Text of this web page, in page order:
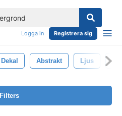
Logga in Registrera sig
Dekal Abstrakt Ljus
Filters